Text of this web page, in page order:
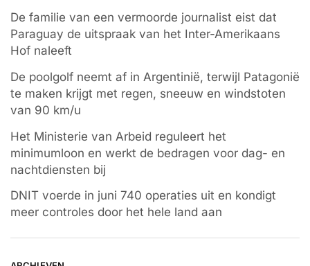
De familie van een vermoorde journalist eist dat
Paraguay de uitspraak van het Inter-Amerikaans
Hof naleeft
De poolgolf neemt af in Argentinië, terwijl Patagonië
te maken krijgt met regen, sneeuw en windstoten
van 90 km/u
Het Ministerie van Arbeid reguleert het
minimumloon en werkt de bedragen voor dag- en
nachtdiensten bij
DNIT voerde in juni 740 operaties uit en kondigt
meer controles door het hele land aan